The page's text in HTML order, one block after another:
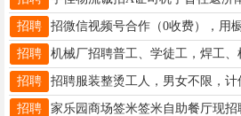
招聘
招聘
招聘
招聘